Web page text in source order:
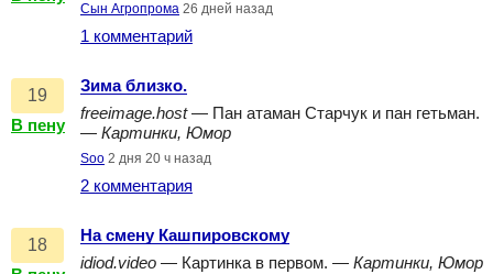
Сын Агропрома 26 дней назад
1 комментарий
19
В пену
Зима близко.
freeimage.host— Пан атаман Старчук и пан гетьман.
— Картинки, Юмор
Soo 2 дня 20 ч назад
2 комментария
18
На смену Кашпировскому
idiod.video — Картинка в первом. — Картинки, Юмор